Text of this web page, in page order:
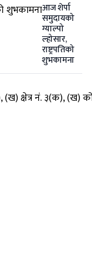
आज शेर्पा
समुदायको
ग्याल्पो
ल्होसार,
राष्ट्रपतिको
शुभकामना